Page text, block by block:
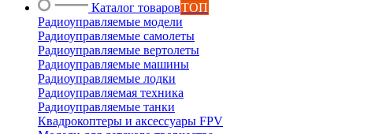
Каталог товаровТОП
Радиоуправляемые модели
Радиоуправляемые самолеты
Радиоуправляемые вертолеты
Радиоуправляемые машины
Радиоуправляемые лодки
Радиоуправляемая техника
Радиоуправляемые танки
Квадрокоптеры и аксессуары FPV